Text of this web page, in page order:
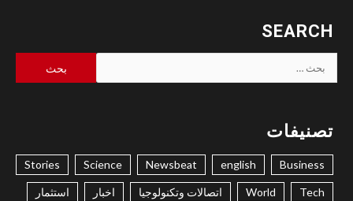
SEARCH
البحث
عن:
تصنيفات
Business
english
Newsbeat
Science
Stories
Tech
World اتصالات وتكنولوجيا اخبار استثمار